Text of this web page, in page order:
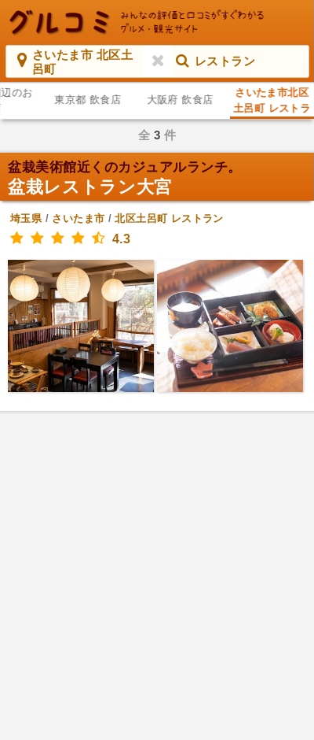
さいたま市 北区土
呂町
レストラン
のお
東京都 飲食店 大阪府 飲食店
さいたま市北区
土呂町 レストラ
ン
全 3 件
盆栽美術館近くのカジュアルランチ。
盆栽レストラン大宮
埼玉県/ さいたま市 /北区土呂町 レストラン
4.3